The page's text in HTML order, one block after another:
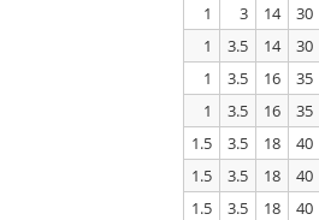
30
14
3
1
30
14
3.5
1
35
16
3.5
1
35
16
3.5
1
40
18
3.5
1.5
40
18
3.5
1.5
40
18
3.5
1.5